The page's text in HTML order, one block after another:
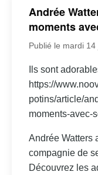
Andrée
moments
Publié le mardi
Ils sont
https://
potins/article/
moments-avec-
Andrée Watters
compagnie de
Découvrez les